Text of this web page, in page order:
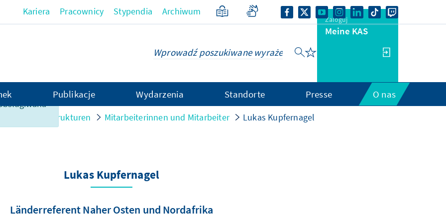
Kariera Pracownicy Stypendia Archiwum
Zaloguj
Meine KAS
Publikacje Wydarzenia Standorte Presse O nas
und Strukturen Mitarbeiterinnen und Mitarbeiter Lukas Kupfernagel
Lukas Kupfernagel
Länderreferent Naher Osten und Nordafrika